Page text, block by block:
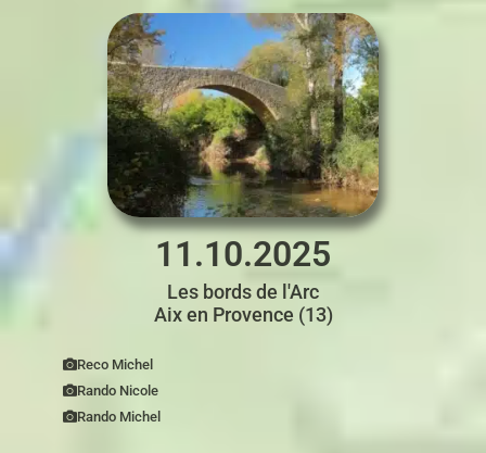
11.10.2025
Les bords de l'Arc
Aix en Provence (13)
Reco Michel
Rando Nicole
Rando Michel